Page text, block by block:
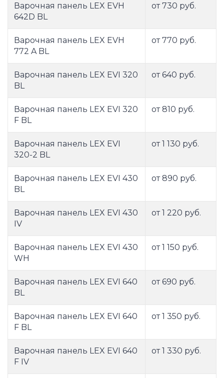
Варочная панель LEX EVH
642D BL
от 730 руб.
Варочная панель LEX EVH
772 A BL
от 770 руб.
Варочная панель LEX EVI 320
BL
от 640 руб.
Варочная панель LEX EVI 320
F BL
от 810 руб.
Варочная панель LEX EVI
320-2 BL
от 1 130 руб.
Варочная панель LEX EVI 430
BL
от 890 руб.
Варочная панель LEX EVI 430
IV
от 1 220 руб.
Варочная панель LEX EVI 430
WH
от 1 150 руб.
Варочная панель LEX EVI 640
BL
от 690 руб.
Варочная панель LEX EVI 640
F BL
от 1 350 руб.
Варочная панель LEX EVI 640
F IV
от 1 330 руб.